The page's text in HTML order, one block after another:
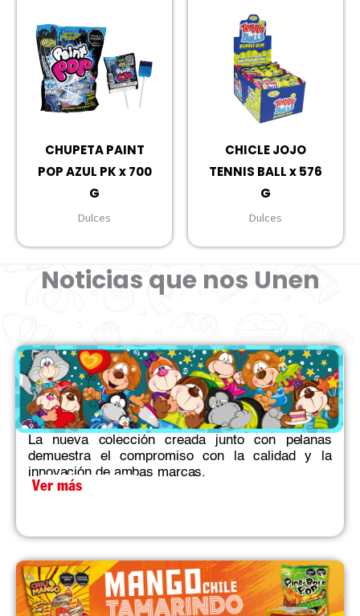
CHUPETA PAINT
POP AZUL PK x 700
G
Dulces
CHICLE JOJO
TENNIS BALL x 576
G
Dulces
Noticias que nos Unen
La nueva colección creada junto con pelanas
demuestra el compromiso con la calidad y la
innovación de ambas marcas.​
Ver más